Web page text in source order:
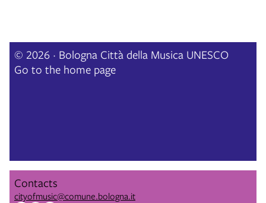
© 2026 · Bologna Città della Musica UNESCO
Go to the home page
Contacts
cityofmusic@comune.bologna.it